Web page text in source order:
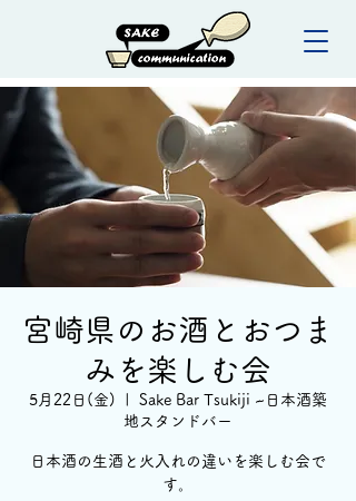
宮崎県のお酒とおつま
みを楽しむ会
5月22日(金)
Sake Bar Tsukiji ~日本酒築
地スタンドバー
日本酒の生酒と火入れの違いを楽しむ会で
す。